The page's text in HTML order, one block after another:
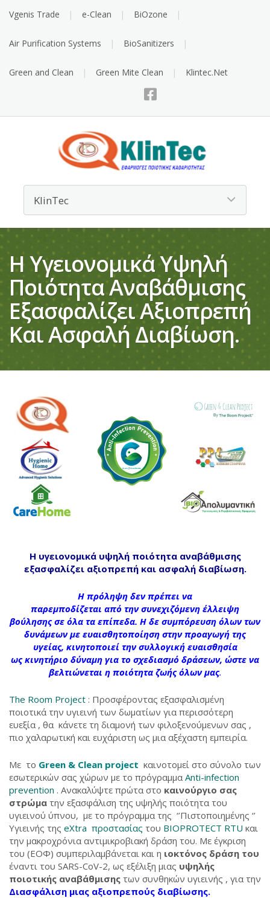
Vgenis Trade e-Clean BiOzone
Air Purification Systems BioSanitizers
Green and Clean Green Mite Clean Klintec.Net
Η Υγειονομικά Υψηλή
Ποιότητα Αναβάθμισης
Εξασφαλίζει Αξιοπρεπή
Και Ασφαλή Διαβίωση.
Η υγειονομικά υψηλή ποιότητα αναβάθμισης
εξασφαλίζει αξιοπρεπή και ασφαλή διαβίωση.
Η πρόληψη δεν πρέπει να
παρεμποδίζεται από την συνεχιζόμενη έλλειψη
βούλησης σε όλα τα επίπεδα. Η δε συμπόρευση όλων των
δυνάμεων με ευαισθητοποίηση στην προαγωγή της
υγείας, κινητοποιεί την συλλογική ευαισθησία
ως κινητήριο δύναμη για το σχεδιασμό δράσεων, ώστε να
βελτιώνεται η ποιότητα ζωής όλων μας.
The Room Project : Προσφέροντας εξασφαλισμένη
ποιοτικά την υγιεινή των δωματίων για περισσότερη
ευεξία , θα κάνετε τη διαμονή των φιλοξενούμενων σας ,
πιο χαλαρωτική και ευχάριστη ως μια αξέχαστη εμπειρία.
Με το Green & Clean project καινοτομεί στο σύνολο των
εσωτερικών σας χώρων με το πρόγραμμα Αnti-infection
prevention . Ανακαλύψτε πρώτα στο καινούργιο σας
στρώμα την εξασφάλιση της υψηλής ποιότητα του
υγιεινού ύπνου, με το πρόγραμμα της ‘’Πιστοποιημένης ‘’
Υγιεινής της eXtra προστασίας του BIOPROTECT RTU και
την μακροχρόνια αντιμικροβιακή δράση του. Με έγκριση
του (ΕΟΦ) συμπεριλαμβάνεται και η ιοκτόνος δράση του
έναντι του SARS-CoV-2, ως εξέλιξη μιας υψηλής
ποιοτικής αναβάθμισης των συνθηκών υγιεινής , για την
Διασφάλιση μιας αξιοπρεπούς διαβίωσης.